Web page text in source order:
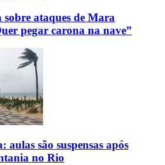
sobre ataques de Mara
pegar carona na nave”
aulas são suspensas após
no Rio